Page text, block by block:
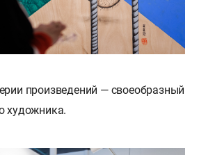
произведений — своеобразный
художника.